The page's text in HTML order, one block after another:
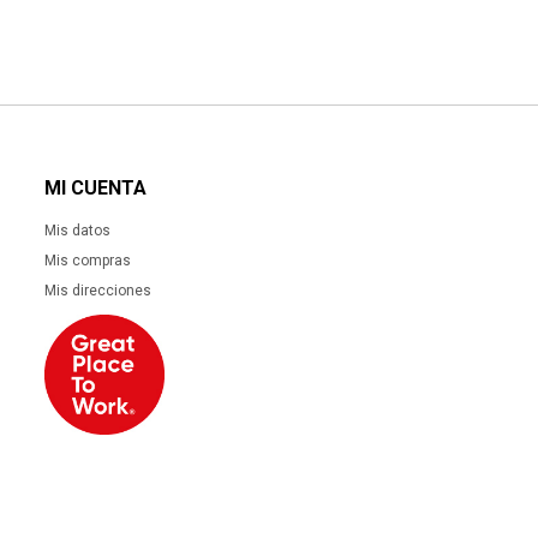
MI CUENTA
Mis datos
Mis compras
Mis direcciones